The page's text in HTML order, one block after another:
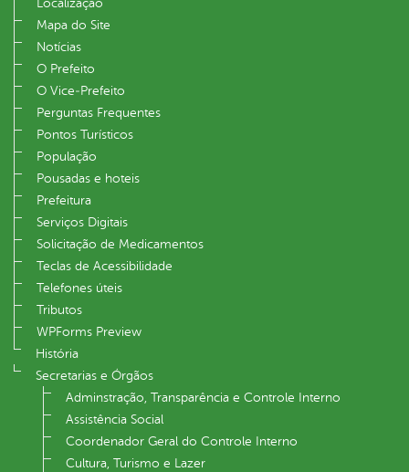
Localização
Mapa do Site
Notícias
O Prefeito
O Vice‐Prefeito
Perguntas Frequentes
Pontos Turísticos
População
Pousadas e hoteis
Prefeitura
Serviços Digitais
Solicitação de Medicamentos
Teclas de Acessibilidade
Telefones úteis
Tributos
WPForms Preview
História
Secretarias e Órgãos
Adminstração, Transparência e Controle Interno
Assistência Social
Coordenador Geral do Controle Interno
Cultura, Turismo e Lazer